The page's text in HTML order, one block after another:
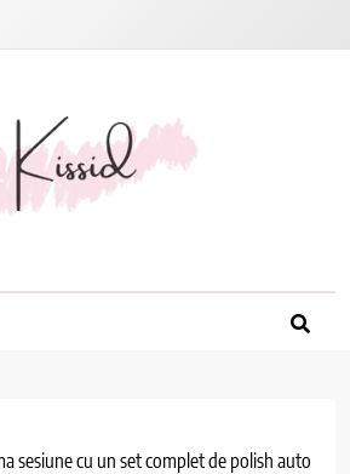
sesiune cu un set complet de polish auto